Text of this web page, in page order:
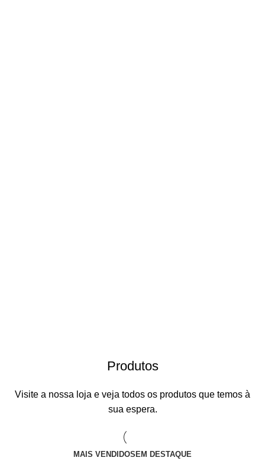
Produtos
Visite a nossa loja e veja todos os produtos que temos à
sua espera.
MAIS VENDIDOS EM DESTAQUE